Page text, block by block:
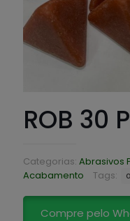
ROB 30 P
Categorias: Abrasivos
Acabamento
Tags:
Compre pelo